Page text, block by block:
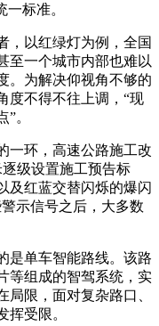
标准。
，以红绿灯为例，全国
至一个城市内部也难以
。为解决仰视角不够的
度不得不往上调，“现
。
一环，高速公路施工改
逐级设置施工预告标
及红蓝交替闪烁的爆闪
示信号之后，大多数
是单车智能路线。该路
等组成的智驾系统，实
限，面对复杂路口、
挥受限。